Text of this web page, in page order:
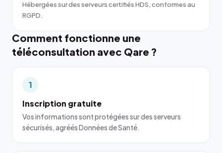
Hébergées sur des serveurs certifiés HDS, conformes au
RGPD.
Comment fonctionne une
téléconsultation avec Qare ?
1
Inscription gratuite
Vos informations sont protégées sur des serveurs
sécurisés, agréés Données de Santé.